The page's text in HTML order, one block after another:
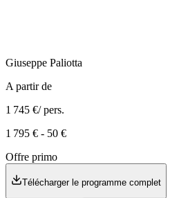
Giuseppe Paliotta
A partir de
1 745 €/ pers.
1 795 € - 50 €
Offre primo
Télécharger le programme complet